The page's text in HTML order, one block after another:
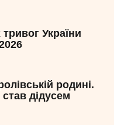
України
родині.
дідусем